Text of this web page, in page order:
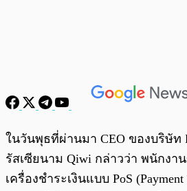
พร้อมเล่น
ในวันพุธที่ผ่านมา CEO ของบริษัท
รัสเซียนาม Qiwi กล่าวว่า พนักงา
เครื่องชำระเงินแบบ PoS